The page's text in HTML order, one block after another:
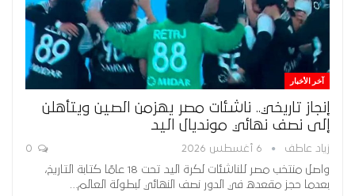
آخر الأخبار
إنجاز تاريخي.. ناشئات مصر يهزمن الصين ويتأهلن
إلى نصف نهائي مونديال اليد
زياد عاطف 6 أغسطس 2026
واصل منتخب مصر للناشئات لكرة اليد تحت 18 عامًا كتابة التاريخ،
بعدما حجز مقعده في الدور نصف النهائي لبطولة العالم…